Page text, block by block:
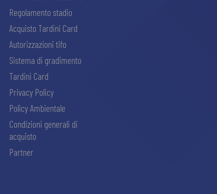
Regolamento stadio
Acquisto Tardini Card
Autorizzazioni tifo
Sistema di gradimento
Tardini Card
Privacy Policy
Policy Ambientale
Condizioni generali di
acquisto
Partner